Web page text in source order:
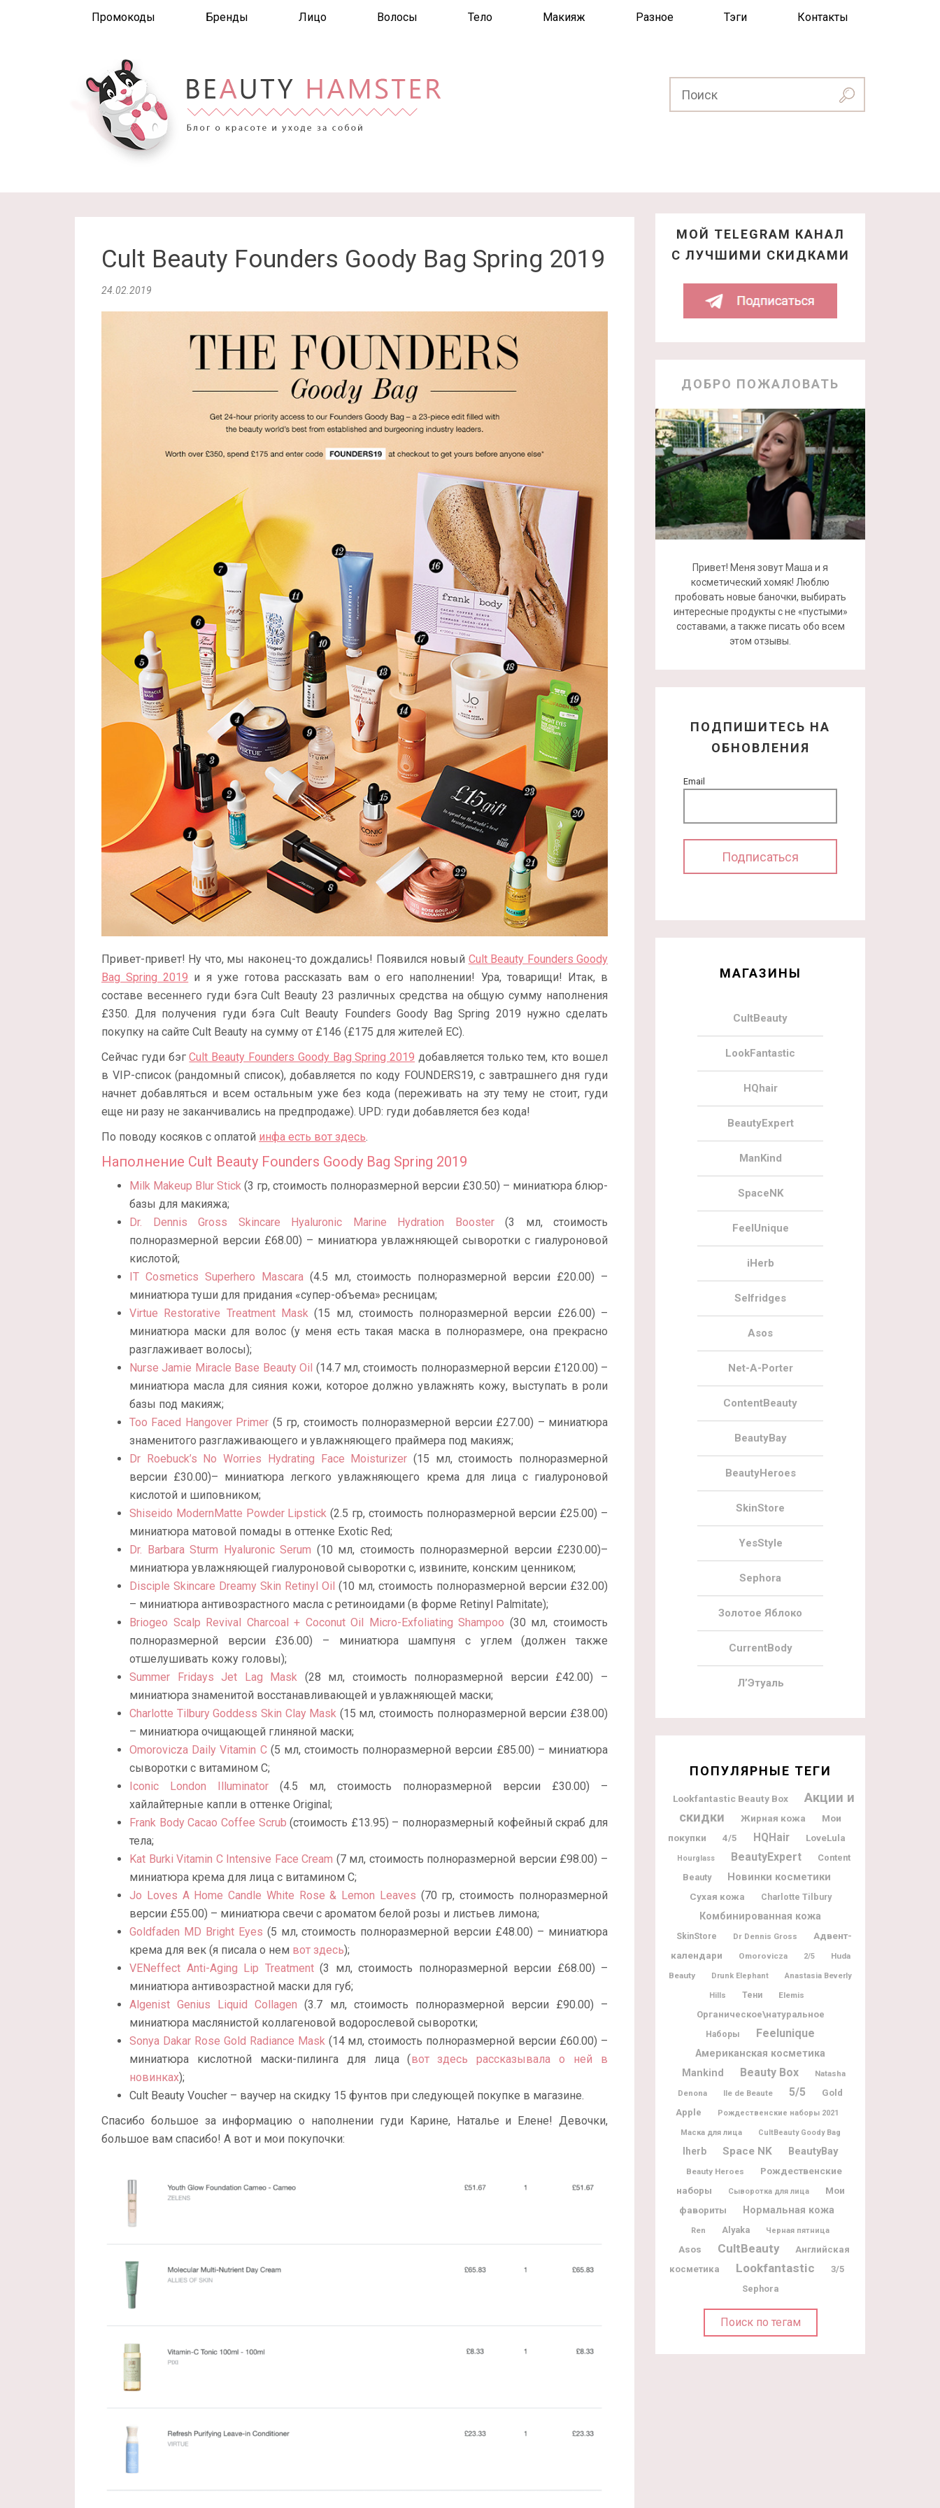
Промокоды Бренды Лицо Волосы Тело Макияж Разное Тэги Контакты
Cult Beauty Founders Goody Bag Spring 2019
24.02.2019
Привет-привет! Ну что, мы наконец-то дождались! Появился новый Cult Beauty Founders Goody
Bag Spring 2019 и я уже готова рассказать вам о его наполнении! Ура, товарищи! Итак, в
составе весеннего гуди бэга Cult Beauty 23 различных средства на общую сумму наполнения
£350. Для получения гуди бэга Cult Beauty Founders Goody Bag Spring 2019 нужно сделать
покупку на сайте Cult Beauty на сумму от £146 (£175 для жителей ЕС).
Сейчас гуди бэгCult Beauty Founders Goody Bag Spring 2019 добавляется только тем, кто вошел
в VIP-список (рандомный список), добавляется по коду FOUNDERS19, с завтрашнего дня гуди
начнет добавляться и всем остальным уже без кода (переживать на эту тему не стоит, гуди
еще ни разу не заканчивались на предпродаже). UPD: гуди добавляется без кода!
По поводу косяков с оплатой инфа есть вот здесь.
Наполнение Cult Beauty Founders Goody Bag Spring 2019
Milk Makeup Blur Stick (3 гр, стоимость полноразмерной версии £30.50) – миниатюра блюр-
базы для макияжа;
Dr. Dennis Gross Skincare Hyaluronic Marine Hydration Booster(3 мл, стоимость
полноразмерной версии £68.00) – миниатюра увлажняющей сыворотки с гиалуроновой
кислотой;
IT Cosmetics Superhero Mascara(4.5 мл, стоимость полноразмерной версии £20.00) –
миниатюра туши для придания «супер-объема» ресницам;
Virtue Restorative Treatment Mask(15 мл, стоимость полноразмерной версии £26.00) –
миниатюра маски для волос (у меня есть такая маска в полноразмере, она прекрасно
разглаживает волосы);
Nurse Jamie Miracle Base Beauty Oil (14.7 мл, стоимость полноразмерной версии £120.00) –
миниатюра масла для сияния кожи, которое должно увлажнять кожу, выступать в роли
базы под макияж;
Too Faced Hangover Primer (5 гр, стоимость полноразмерной версии £27.00) – миниатюра
знаменитого разглаживающего и увлажняющего праймера под макияж;
Dr Roebuck’s No Worries Hydrating Face Moisturizer (15 мл, стоимость полноразмерной
версии £30.00)– миниатюра легкого увлажняющего крема для лица с гиалуроновой
кислотой и шиповником;
Shiseido ModernMatte Powder Lipstick (2.5 гр, стоимость полноразмерной версии £25.00) –
миниатюра матовой помады в оттенке Exotic Red;
Dr. Barbara Sturm Hyaluronic Serum (10 мл, стоимость полноразмерной версии £230.00)–
миниатюра увлажняющей гиалуроновой сыворотки с, извините, конским ценником;
Disciple Skincare Dreamy Skin Retinyl Oil (10 мл, стоимость полноразмерной версии £32.00)
– миниатюра антивозрастного масла с ретиноидами (в форме Retinyl Palmitate);
Briogeo Scalp Revival Charcoal + Coconut Oil Micro-Exfoliating Shampoo (30 мл, стоимость
полноразмерной версии £36.00) – миниатюра шампуня с углем (должен также
отшелушивать кожу головы);
Summer Fridays Jet Lag Mask (28 мл, стоимость полноразмерной версии £42.00) –
миниатюра знаменитой восстанавливающей и увлажняющей маски;
Charlotte Tilbury Goddess Skin Clay Mask (15 мл, стоимость полноразмерной версии £38.00)
– миниатюра очищающей глиняной маски;
Omorovicza Daily Vitamin C(5 мл, стоимость полноразмерной версии £85.00) – миниатюра
сыворотки с витамином С;
Iconic London Illuminator (4.5 мл, стоимость полноразмерной версии £30.00) –
хайлайтерные капли в оттенке Original;
Frank Body Cacao Coffee Scrub (стоимость £13.95) – полноразмерный кофейный скраб для
тела;
Kat Burki Vitamin C Intensive Face Cream (7 мл, стоимость полноразмерной версии £98.00) –
миниатюра крема для лица с витамином С;
Jo Loves A Home Candle White Rose & Lemon Leaves (70 гр, стоимость полноразмерной
версии £55.00) – миниатюра свечи с ароматом белой розы и листьев лимона;
Goldfaden MD Bright Eyes (5 мл, стоимость полноразмерной версии £48.00) – миниатюра
крема для век (я писала о нем вот здесь);
VENeffect Anti-Aging Lip Treatment(3 мл, стоимость полноразмерной версии £68.00) –
миниатюра антивозрастной маски для губ;
Algenist Genius Liquid Collagen (3.7 мл, стоимость полноразмерной версии £90.00) –
миниатюра маслянистой коллагеновой водорослевой сыворотки;
Sonya Dakar Rose Gold Radiance Mask(14 мл, стоимость полноразмерной версии £60.00) –
миниатюра кислотной маски-пилинга для лица (вот здесь рассказывала о ней в
новинках);
Cult Beauty Voucher – ваучер на скидку 15 фунтов при следующей покупке в магазине.
Спасибо большое за информацию о наполнении гуди Карине, Наталье и Елене! Девочки,
большое вам спасибо! А вот и мои покупочки:
МОЙ TELEGRAM КАНАЛ
С ЛУЧШИМИ СКИДКАМИ
ДОБРО ПОЖАЛОВАТЬ
Привет! Меня зовут Маша и я
косметический хомяк! Люблю
пробовать новые баночки, выбирать
интересные продукты с не «пустыми»
составами, а также писать обо всем
этом отзывы.
ПОДПИШИТЕСЬ НА
ОБНОВЛЕНИЯ
Email
МАГАЗИНЫ
CultBeauty
LookFantastic
HQhair
BeautyExpert
ManKind
SpaceNK
FeelUnique
iHerb
Selfridges
Asos
Net-A-Porter
ContentBeauty
BeautyBay
BeautyHeroes
SkinStore
YesStyle
Sephora
Золотое Яблоко
CurrentBody
Л’Этуаль
ПОПУЛЯРНЫЕ ТЕГИ
Lookfantastic Beauty Box
Акции и
скидки
Жирная кожа
Мои
покупки
4/5 HQHair LoveLula
Hourglass BeautyExpert
Content
Beauty
Новинки косметики
Сухая кожа Charlotte Tilbury
Комбинированная кожа
SkinStore Dr Dennis Gross
Адвент-
календари
Omorovicza 2/5
Huda
Beauty
Drunk Elephant Anastasia Beverly
Hills Тени Elemis
Органическое\натуральное
Наборы Feelunique
Американская косметика
Mankind Beauty Box
Natasha
Denona
Ile de Beaute 5/5
Gold
Apple
Рождественские наборы 2021
Маска для лица CultBeauty Goody Bag
Iherb Space NK BeautyBay
Beauty Heroes
Рождественские
наборы
Сыворотка для лица
Мои
фавориты
Нормальная кожа
Ren Alyaka Черная пятница
Asos CultBeauty
Английская
косметика
Lookfantastic
3/5
Sephora
Поиск по тегам